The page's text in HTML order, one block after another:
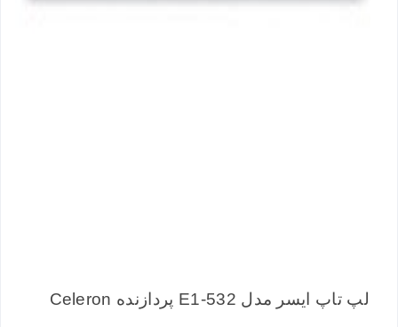
لپ تاپ ایسر مدل E1-532 پردازنده Celeron